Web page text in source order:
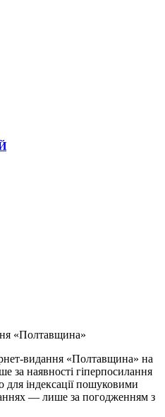
«Полтавщина»
видання «Полтавщина» на
за наявності гіперпосилання
для індексації пошуковими
— лише за погодженням з